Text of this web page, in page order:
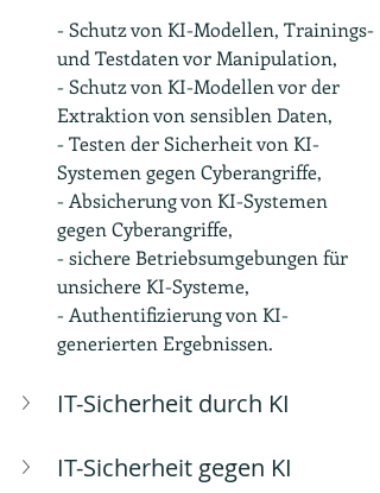
- Schutz von KI-Modellen, Trainings-
und Testdaten vor Manipulation,
- Schutz von KI-Modellen vor der
Extraktion von sensiblen Daten,
- Testen der Sicherheit von KI-
Systemen gegen Cyberangriffe,
- Absicherung von KI-Systemen
gegen Cyberangriffe,
- sichere Betriebsumgebungen für
unsichere KI-Systeme,
- Authentifizierung von KI-
generierten Ergebnissen.
IT-Sicherheit durch KI
IT-Sicherheit gegen KI